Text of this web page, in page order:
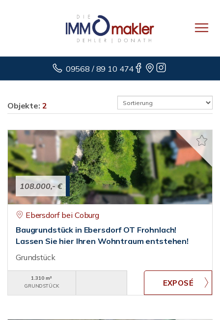
09568 / 89 10 474
Objekte: 2
108.000,- €
Ebersdorf bei Coburg
Baugrundstück in Ebersdorf OT Frohnlach!
Lassen Sie hier Ihren Wohntraum entstehen!
Grundstück
1.310 m²
GRUNDSTÜCK